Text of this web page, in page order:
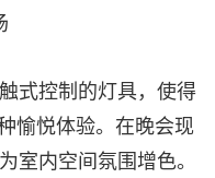
式控制的灯具，使得
愉悦体验。在晚会现
室内空间氛围增色。